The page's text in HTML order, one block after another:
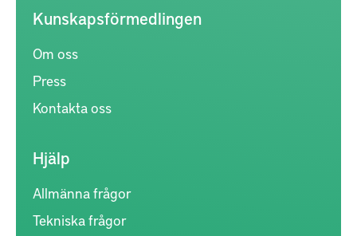
Kunskapsförmedlingen
Om oss
Press
Kontakta oss
Hjälp
Allmänna frågor
Tekniska frågor